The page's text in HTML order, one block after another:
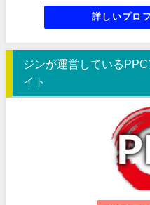
詳しいプロ
ジンが運営している
イト